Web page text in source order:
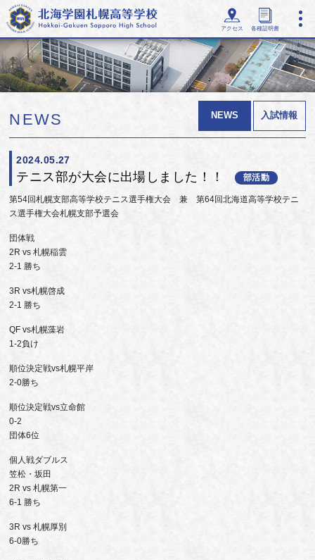
アクセス 各種証明書
NEWS NEWS 入試情報
2024.05.27
テニス部が大会に出場しました！！ 部活動
第54回札幌支部高等学校テニス選手権大会 兼 第64回北海道高等学校テニ
ス選手権大会札幌支部予選会
団体戦
2R vs 札幌稲雲
2-1 勝ち
3R vs札幌啓成
2-1 勝ち
QF vs札幌藻岩
1-2負け
順位決定戦vs札幌平岸
2-0勝ち
順位決定戦vs立命館
0-2
団体6位
個人戦ダブルス
笠松・坂田
2R vs 札幌第一
6-1 勝ち
3R vs 札幌厚別
6-0勝ち